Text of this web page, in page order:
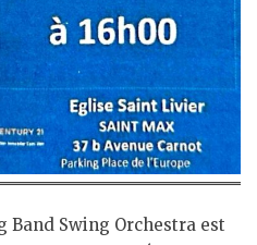
Band Swing Orchestra est